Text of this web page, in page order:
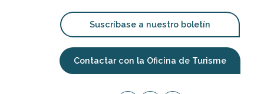
Suscríbase a nuestro boletín
Contactar con la Oficina de Turisme